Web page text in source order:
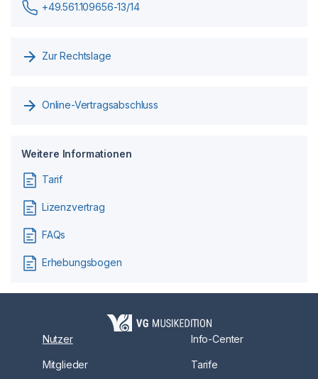
+49.561.109656-13/14
Zur Rechtslage
Online-Vertragsabschluss
Weitere Informationen
Tarif
Lizenzvertrag
FAQs
Erhebungsbogen
Nutzer
Mitglieder
Info-Center
Tarife